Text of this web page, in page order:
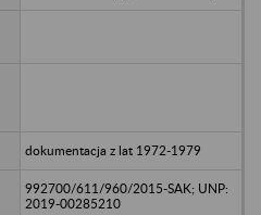
dokumentacja z lat 1972-1979
992700/611/960/2015-SAK; UNP:
2019-00285210